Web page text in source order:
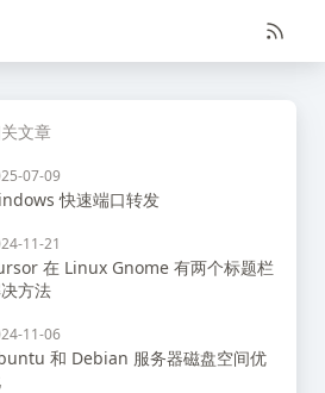
文章
07-09
快速端口转发
11-21
在 Linux Gnome 有两个标题栏
方法
11-06
和 Debian 服务器磁盘空间优